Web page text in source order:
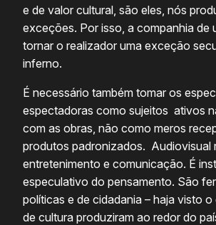
e de valor cultural, são eles, nós
exceções. Por isso, a companhia de
tornar o realizador uma exceção
inferno.
É necessário também tomar os
espectadoras como sujeitos ativos
com as obras, não como meros
produtos padronizados. Audiovisual
entretenimento e comunicação. É
especulativo do pensamento. São
políticas e de cidadania – haja visto
de cultura produziram ao redor do